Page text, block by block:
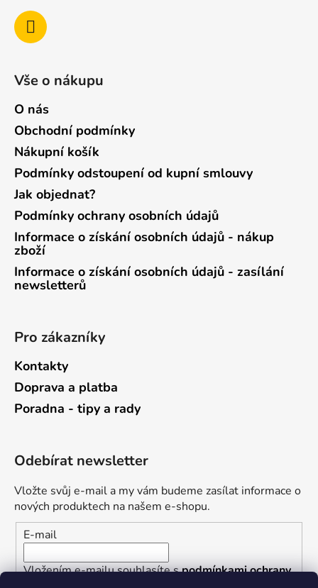
Vše o nákupu
O nás
Obchodní podmínky
Nákupní košík
Podmínky odstoupení od kupní smlouvy
Jak objednat?
Podmínky ochrany osobních údajů
Informace o získání osobních údajů - nákup
zboží
Informace o získání osobních údajů - zasílání
newsletterů
Pro zákazníky
Kontakty
Doprava a platba
Poradna - tipy a rady
Odebírat newsletter
Vložte svůj e-mail a my vám budeme zasílat informace o
nových produktech na našem e-shopu.
E-mail
Vložením e-mailu souhlasíte spodmínkami ochrany